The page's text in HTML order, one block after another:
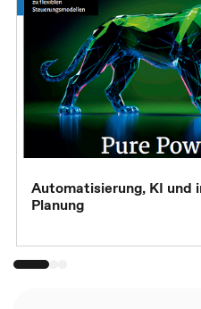
Automatisierung, KI und
Planung